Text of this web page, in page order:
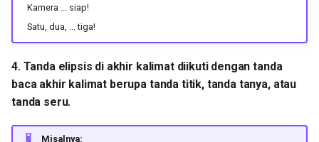
a
n
Kamera ... siap!
Satu, dua, ... tiga!
4. Tanda elipsis di akhir kalimat diikuti dengan tanda
baca akhir kalimat berupa tanda titik, tanda tanya, atau
tanda seru.
Misalnya: